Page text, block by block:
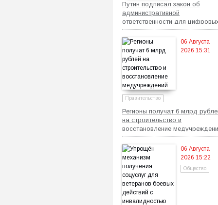
Путин подписал закон об
административной
ответственности для
платформ
06 Августа
2026 15:31
Правительство
Регионы получат 6 млрд
на строительство и
восстановление
06 Августа
2026 15:22
Общество